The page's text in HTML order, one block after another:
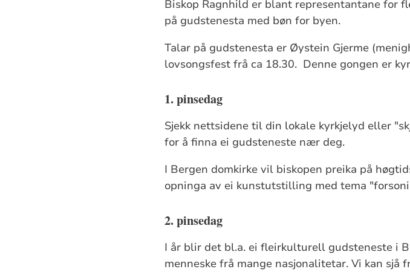
Biskop Ragnhild er blant representantane for
på gudstenesta med bøn for byen.
Talar på gudstenesta er Øystein Gjerme
lovsongsfest frå ca 18.30. Denne gongen er
1. pinsedag
Sjekk nettsidene til din lokale kyrkjelyd eller
for å finna ei gudsteneste nær deg.
I Bergen domkirke vil biskopen preika på
opninga av ei kunstutstilling med tema
2. pinsedag
I år blir det bl.a. ei fleirkulturell gudsteneste i
menneske frå mange nasjonalitetar. Vi kan